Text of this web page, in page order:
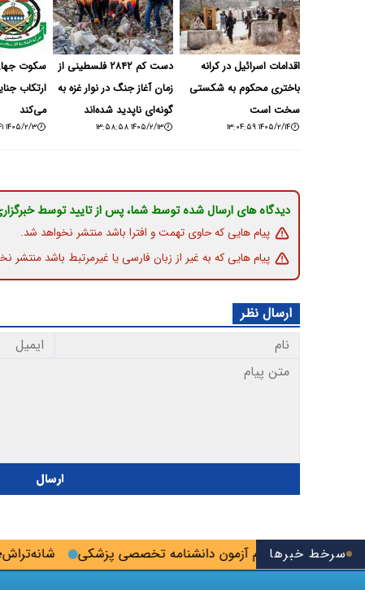
سرخط خبرها شانه‌تراش؛ فرصت ثبت‌نام آزمون دانشنامه تخصصی پزشکی
اقدامات اسرائیل در کرانه
باختری محکوم به شکستی
سخت است
۱۴۰۵/۲/۱۴ ۱۳:۰۴:۵۹
دست کم ۲۸۴۲ فلسطینی از
زمان آغاز جنگ در نوار غزه به
گونه‌ای ناپدید شده‌اند
۱۴۰۵/۲/۱۳ ۱۳:۵۸:۵۸
سکوت
ارتکاب
می‌کند
۱۴۰۵/۲/۳ ۱۷:۲۱:۴۱
دیدگاه های ارسال شده توسط شما، پس از تایید توسط
پیام هایی که حاوی تهمت و افترا باشد منتشر نخواهد شد.
پیام هایی که به غیر از زبان فارسی یا غیرمرتبط باشد منتشر
ارسال نظر
ارسال